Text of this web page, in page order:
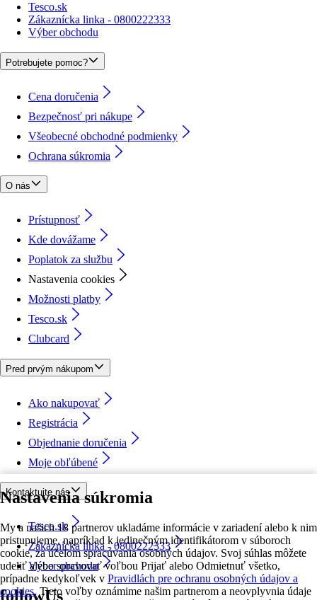
Nastavenia súkromia
My a našich 18 partnerov ukladáme informácie v zariadení alebo k nim
pristupujeme, napríklad k jedinečným identifikátorom v súboroch
cookie, za účelom spracúvania osobných údajov. Svoj súhlas môžete
udeliť alebo spravovať voľbou Prijať alebo Odmietnuť všetko,
prípadne kedykoľvek v Pravidlách pre ochranu osobných údajov a
cookies. Tieto voľby oznámime našim partnerom a neovplyvnia údaje
Tesco.sk
Zákaznícka linka - 0800222333
Výber obchodu
Potrebujete pomoc?
Cena doručenia
Bezpečnosť pri nákupe
Všeobecné obchodné podmienky
Ochrana súkromia
O nás
Prístupnosť
Kde dovážame
Poplatok za službu
Nastavenia cookies
Možnosti platby
Tesco.sk
Clubcard
Pred prvým nákupom
Ako nakupovať
Registrácia
Objednanie doručenia
Moje obľúbené
Kontaktujte nás
Tesco.sk
Zákaznícka linka - 0800222333
Výber obchodu
followUs